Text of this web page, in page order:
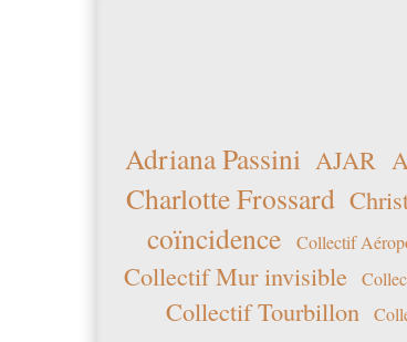
Adriana Passini AJAR
Charlotte Frossard
coïncidence
Collectif
Collectif Mur invisible
Collectif Tourbillon